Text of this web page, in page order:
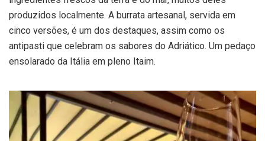
produzidos localmente. A burrata artesanal, servida em
cinco versões, é um dos destaques, assim como os
antipasti que celebram os sabores do Adriático. Um pedaço
ensolarado da Itália em pleno Itaim.